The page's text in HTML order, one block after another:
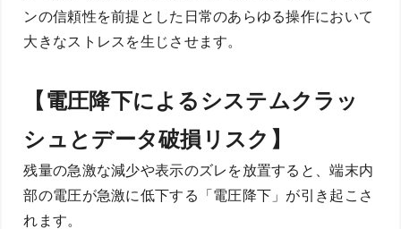
ンの信頼性を前提とした日常のあらゆる操作において
大きなストレスを生じさせます。
【電圧降下によるシステムクラッ
シュとデータ破損リスク】
残量の急激な減少や表示のズレを放置すると、端末内
部の電圧が急激に低下する「電圧降下」が引き起こさ
れます。